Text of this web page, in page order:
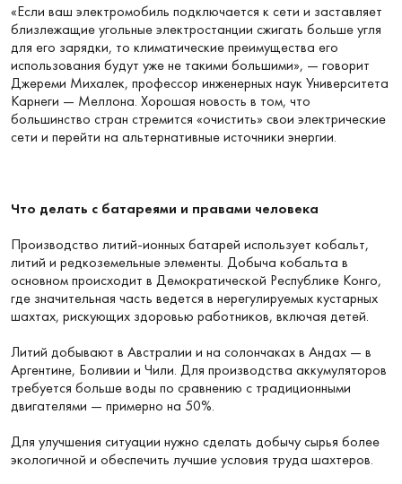
«Если ваш электромобиль подключается к сети и заставляет
близлежащие угольные электростанции сжигать больше угля
для его зарядки, то климатические преимущества его
использования будут уже не такими большими», — говорит
Джереми Михалек, профессор инженерных наук Университета
Карнеги — Меллона. Хорошая новость в том, что
большинство стран стремится «очистить» свои электрические
сети и перейти на альтернативные источники энергии.
Что делать с батареями и правами человека
Производство литий-ионных батарей использует кобальт,
литий и редкоземельные элементы. Добыча кобальта в
основном происходит в Демократической Республике Конго,
где значительная часть ведется в нерегулируемых кустарных
шахтах, рискующих здоровью работников, включая детей.
Литий добывают в Австралии и на солончаках в Андах — в
Аргентине, Боливии и Чили. Для производства аккумуляторов
требуется больше воды по сравнению с традиционными
двигателями — примерно на 50%.
Для улучшения ситуации нужно сделать добычу сырья более
экологичной и обеспечить лучшие условия труда шахтеров.